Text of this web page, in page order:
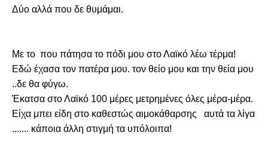
Δύο αλλά που δε θυμάμαι.
Με το  που πάτησα το πόδι μου στο Λαϊκό λέω τέρμα!
Εδώ έχασα τον πατέρα μου. τον θείο μου και την θεία μου
..δε θα φύγω.
Έκατσα στο Λαϊκό 100 μέρες μετρημένες όλες μέρα-μέρα.
Είχα μπει είδη στο καθεστώς αιμοκάθαρσης   αυτά τα λίγα
....... κάποια άλλη στιγμή τα υπόλοιπα!